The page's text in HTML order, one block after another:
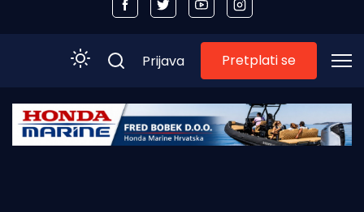
Početna
Prijava Pretplati se